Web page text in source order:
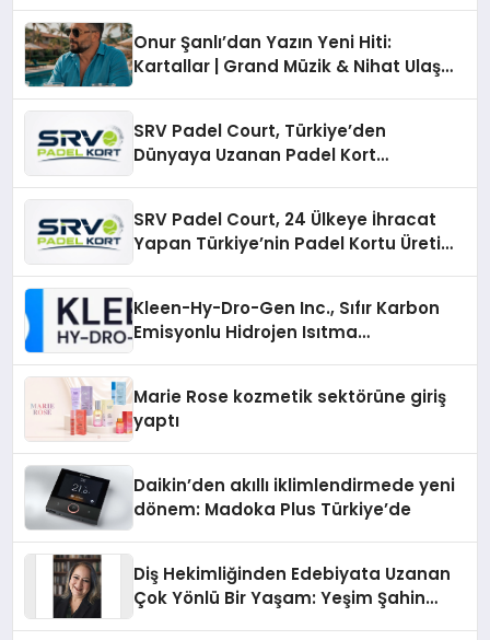
Onur Şanlı’dan Yazın Yeni Hiti:
Kartallar | Grand Müzik & Nihat Ulaş
SRV Padel Court, Türkiye’den
Dünyaya Uzanan Padel Kort
SRV Padel Court, 24 Ülkeye İhracat
Yapan Türkiye’nin Padel Kortu Üretim
Kleen-Hy-Dro-Gen Inc., Sıfır Karbon
Emisyonlu Hidrojen Isıtma
Marie Rose kozmetik sektörüne giriş
yaptı
Daikin’den akıllı iklimlendirmede yeni
dönem: Madoka Plus Türkiye’de
Diş Hekimliğinden Edebiyata Uzanan
Çok Yönlü Bir Yaşam: Yeşim Şahin